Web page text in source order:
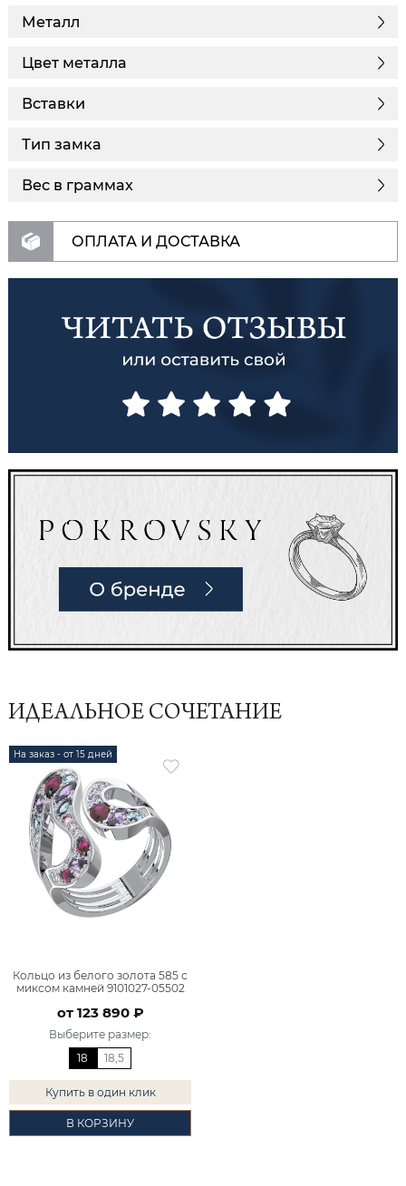
Металл
Цвет металла
Вставки
Тип замка
Вес в граммах
ОПЛАТА И ДОСТАВКА
ИДЕАЛЬНОЕ СОЧЕТАНИЕ
На заказ - от 15 дней
Кольцо из белого золота 585 с
миксом камней 9101027-05502
от 123 890 ₽
Выберите размер:
18
18,5
Купить в один клик
В КОРЗИНУ